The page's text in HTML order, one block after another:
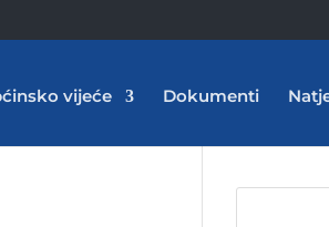
vijeće Dokumenti